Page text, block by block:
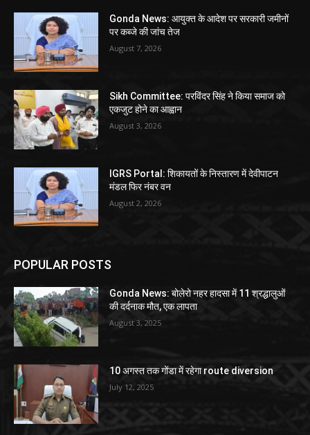
Gonda News: आयुक्त के आदेश पर सरकारी जमीनों
पर कब्जे की जांच तेज
August 7, 2026
Sikh Committee: परविंदर सिंह ने किया समाज को
एकजुट होने का आह्वान
August 3, 2026
IGRS Portal: शिकायतों के निस्तारण में देवीपाटन
मंडल फिर नंबर वन
August 2, 2026
POPULAR POSTS
Gonda News: बोलेरो नहर हादसा में 11 श्रद्धालुओं
की दर्दनाक मौत, एक लापता
August 3, 2025
10 अगस्त तक गोंडा में रहेगा route diversion
July 12, 2025